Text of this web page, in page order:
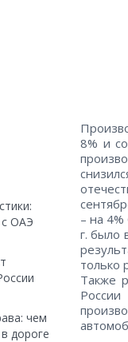
с ОАЭ
чем
дороге
8% и
– на
г. было
только
Также